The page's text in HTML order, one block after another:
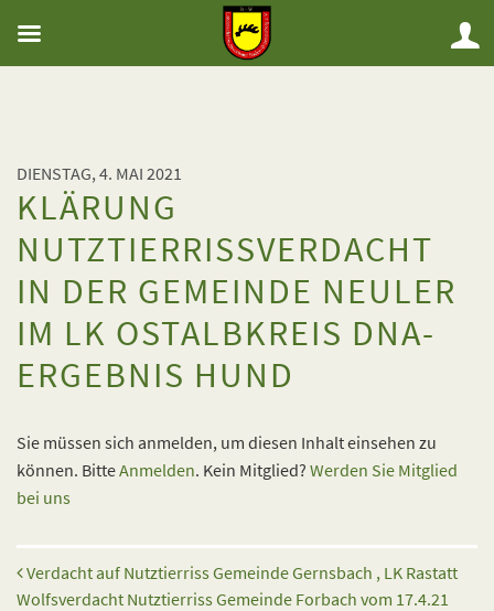
DIENSTAG, 4. MAI 2021
KLÄRUNG
NUTZTIERRISSVERDACHT
IN DER GEMEINDE NEULER
IM LK OSTALBKREIS DNA-
ERGEBNIS HUND
Sie müssen sich anmelden, um diesen Inhalt einsehen zu
können. BitteAnmelden. Kein Mitglied? Werden Sie Mitglied
bei uns
Beitrags-Navigation
Verdacht auf Nutztierriss Gemeinde Gernsbach , LK Rastatt
Wolfsverdacht Nutztierriss Gemeinde Forbach vom 17.4.21